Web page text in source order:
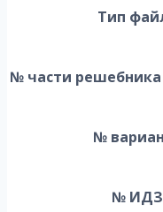
Тип
№ части
№
№ ИДЗ